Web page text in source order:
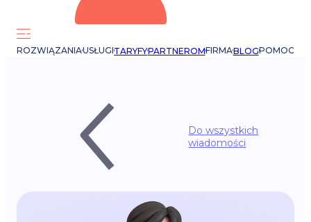
ROZWIĄZANIAUSŁUGITARYFYPARTNEROMFIRMABLOGPOMOC
Do wszystkich
wiadomości